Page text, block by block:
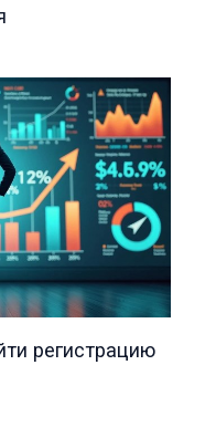
регистрацию